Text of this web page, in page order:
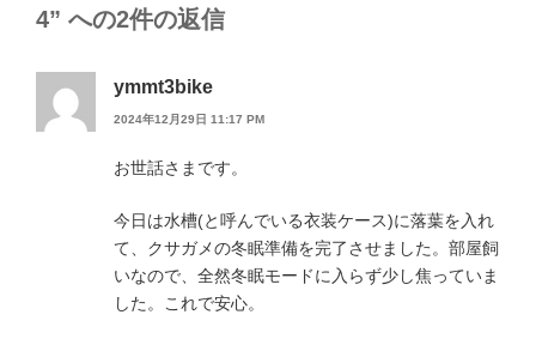
4” への2件の返信
ymmt3bike
2024年12月29日 11:17 PM
お世話さまです。
今日は水槽(と呼んでいる衣装ケース)に落葉を入れ
て、クサガメの冬眠準備を完了させました。部屋飼
いなので、全然冬眠モードに入らず少し焦っていま
した。これで安心。